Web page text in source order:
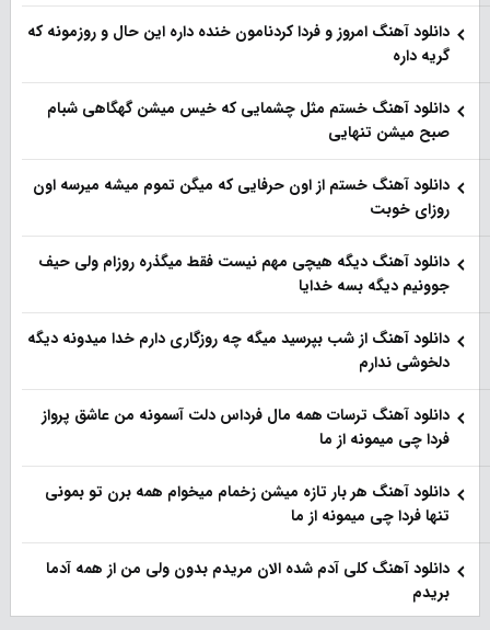
دانلود آهنگ امروز و فردا کردنامون خنده داره این حال و روزمونه که
گریه داره
دانلود آهنگ خستم مثل چشمایی که خیس میشن گهگاهی شبام
صبح میشن تنهایی
دانلود آهنگ خستم از اون حرفایی که میگن تموم میشه میرسه اون
روزای خوبت
دانلود آهنگ دیگه هیچی مهم نیست فقط میگذره روزام ولی حیف
جوونیم دیگه بسه خدایا
دانلود آهنگ از شب بپرسید میگه چه روزگاری دارم خدا میدونه دیگه
دلخوشی ندارم
دانلود آهنگ ترسات همه مال فرداس دلت آسمونه من عاشق پرواز
فردا چی میمونه از ما
دانلود آهنگ هر بار تازه میشن زخمام میخوام همه برن تو بمونی
تنها فردا چی میمونه از ما
دانلود آهنگ کلی آدم شده الان مریدم بدون ولی من از همه آدما
بریدم